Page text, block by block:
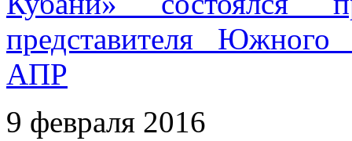
представителя
АПР
9 февраля 2016